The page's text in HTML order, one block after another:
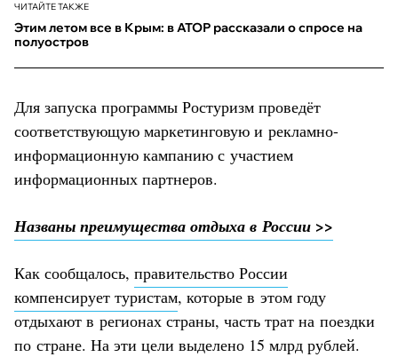
ЧИТАЙТЕ ТАКЖЕ
Этим летом все в Крым: в АТОР рассказали о спросе на
полуостров
Для запуска программы Ростуризм проведёт
соответствующую маркетинговую и рекламно-
информационную кампанию с участием
информационных партнеров.
Названы преимущества отдыха в России >>
Как сообщалось, правительство России
компенсирует туристам, которые в этом году
отдыхают в регионах страны, часть трат на поездки
по стране. На эти цели выделено 15 млрд рублей.